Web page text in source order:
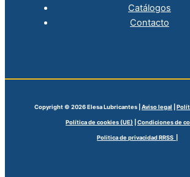
Catálogos
Contacto
Copyright © 2026 Elesa Lubricantes | Aviso legal
Política de cookies (UE) Condiciones de
Politica de privacidad RRSS |